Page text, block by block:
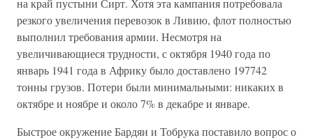
на край пустыни Сирт. Хотя эта кампания потребовала
резкого увеличения перевозок в Ливию, флот полностью
выполнил требования армии. Несмотря на
увеличивающиеся трудности, с октября 1940 года по
январь 1941 года в Африку было доставлено 197742
тонны грузов. Потери были минимальными: никаких в
октябре и ноябре и около 7% в декабре и январе.
Быстрое окружение Бардяи и Тобрука поставило вопрос о